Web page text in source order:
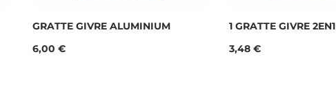
GRATTE GIVRE ALUMINIUM
Prix
6,00 €
1 GRATTE GIVRE 2EN1
Prix
3,48 €